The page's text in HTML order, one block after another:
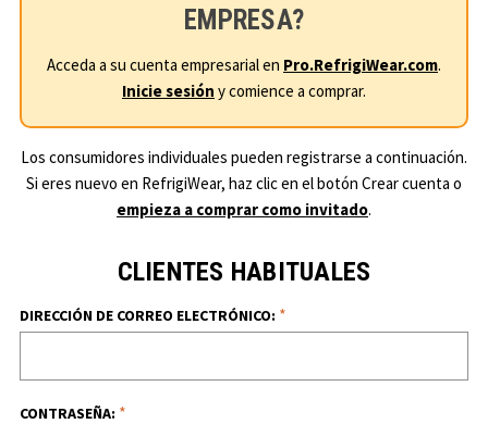
EMPRESA?
Acceda a su cuenta empresarial en Pro.RefrigiWear.com.
Inicie sesión y comience a comprar.
Los consumidores individuales pueden registrarse a continuación.
Si eres nuevo en RefrigiWear, haz clic en el botón Crear cuenta o
empieza a comprar como invitado.
CLIENTES HABITUALES
DIRECCIÓN DE CORREO ELECTRÓNICO: *
CONTRASEÑA: *